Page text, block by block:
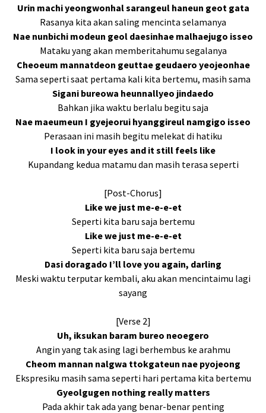
Urin machi yeongwonhal sarangeul haneun geot gata
Rasanya kita akan saling mencinta selamanya
Nae nunbichi modeun geol daesinhae malhaejugo isseo
Mataku yang akan memberitahumu segalanya
Cheoeum mannatdeon geuttae geudaеro yeojeonhae
Sama seperti saat pertama kali kita bertemu, masih sama
Sigani burеowa heunnallyeo jindaedo
Bahkan jika waktu berlalu begitu saja
Nae maeumeun I gyejeorui hyanggireul namgigo isseo
Perasaan ini masih begitu melekat di hatiku
I look in your eyes and it still feels like
Kupandang kedua matamu dan masih terasa seperti
[Post-Chorus]
Like we just me-e-e-et
Seperti kita baru saja bertemu
Like we just me-e-e-et
Seperti kita baru saja bertemu
Dasi doragado I’ll love you again, darling
Meski waktu terputar kembali, aku akan mencintaimu lagi
sayang
[Verse 2]
Uh, iksukan baram bureo neoegero
Angin yang tak asing lagi berhembus ke arahmu
Cheom mannan nalgwa ttokgateun nae pyojeong
Ekspresiku masih sama seperti hari pertama kita bertemu
Gyeolgugen nothing really matters
Pada akhir tak ada yang benar-benar penting